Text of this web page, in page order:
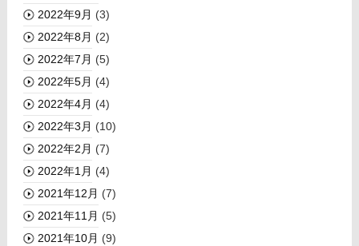
2022年9月 (3)
2022年8月 (2)
2022年7月 (5)
2022年5月 (4)
2022年4月 (4)
2022年3月 (10)
2022年2月 (7)
2022年1月 (4)
2021年12月 (7)
2021年11月 (5)
2021年10月 (9)